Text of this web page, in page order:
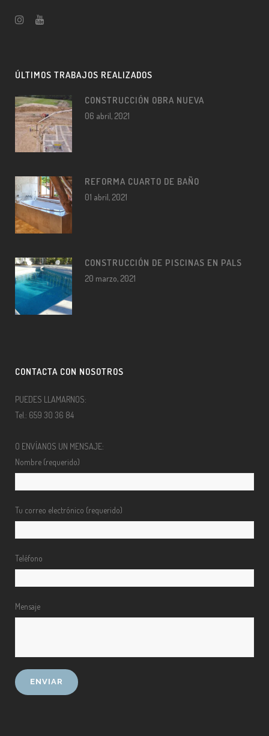
ÚLTIMOS TRABAJOS REALIZADOS
CONSTRUCCIÓN OBRA NUEVA
06 abril, 2021
REFORMA CUARTO DE BAÑO
01 abril, 2021
CONSTRUCCIÓN DE PISCINAS EN PALS
20 marzo, 2021
CONTACTA CON NOSOTROS
PUEDES LLAMARNOS:
Tel.: 659 30 36 84
O ENVÍANOS UN MENSAJE:
Nombre (requerido)
Tu correo electrónico (requerido)
Teléfono
Mensaje